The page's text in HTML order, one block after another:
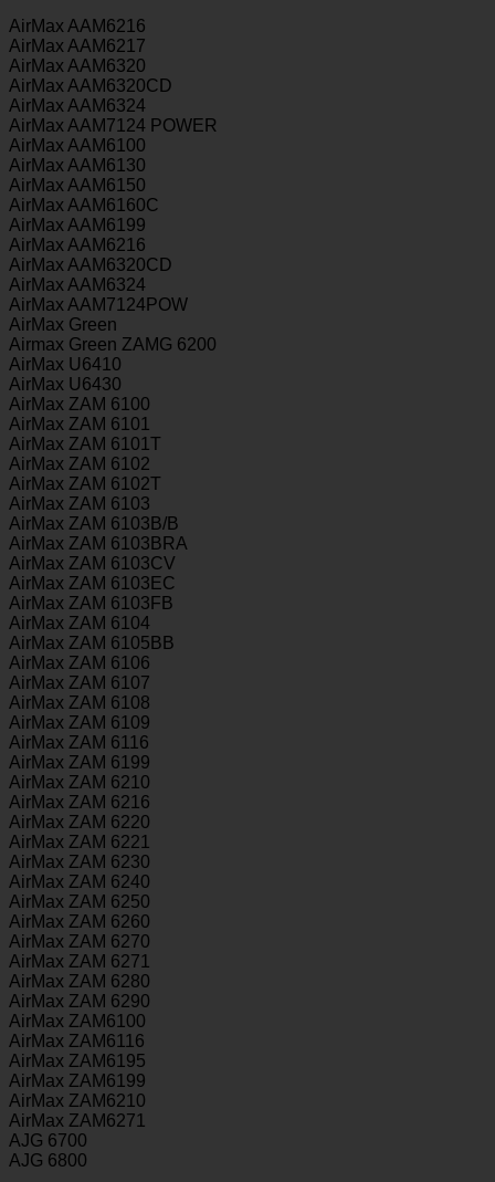
AirMax AAM6216
AirMax AAM6217
AirMax AAM6320
AirMax AAM6320CD
AirMax AAM6324
AirMax AAM7124 POWER
AirMax AAM6100
AirMax AAM6130
AirMax AAM6150
AirMax AAM6160C
AirMax AAM6199
AirMax AAM6216
AirMax AAM6320CD
AirMax AAM6324
AirMax AAM7124POW
AirMax Green
Airmax Green ZAMG 6200
AirMax U6410
AirMax U6430
AirMax ZAM 6100
AirMax ZAM 6101
AirMax ZAM 6101T
AirMax ZAM 6102
AirMax ZAM 6102T
AirMax ZAM 6103
AirMax ZAM 6103B/B
AirMax ZAM 6103BRA
AirMax ZAM 6103CV
AirMax ZAM 6103EC
AirMax ZAM 6103FB
AirMax ZAM 6104
AirMax ZAM 6105BB
AirMax ZAM 6106
AirMax ZAM 6107
AirMax ZAM 6108
AirMax ZAM 6109
AirMax ZAM 6116
AirMax ZAM 6199
AirMax ZAM 6210
AirMax ZAM 6216
AirMax ZAM 6220
AirMax ZAM 6221
AirMax ZAM 6230
AirMax ZAM 6240
AirMax ZAM 6250
AirMax ZAM 6260
AirMax ZAM 6270
AirMax ZAM 6271
AirMax ZAM 6280
AirMax ZAM 6290
AirMax ZAM6100
AirMax ZAM6116
AirMax ZAM6195
AirMax ZAM6199
AirMax ZAM6210
AirMax ZAM6271
AJG 6700
AJG 6800